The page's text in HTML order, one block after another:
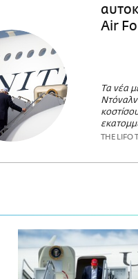
Air
Τα νέα
THE LIFO